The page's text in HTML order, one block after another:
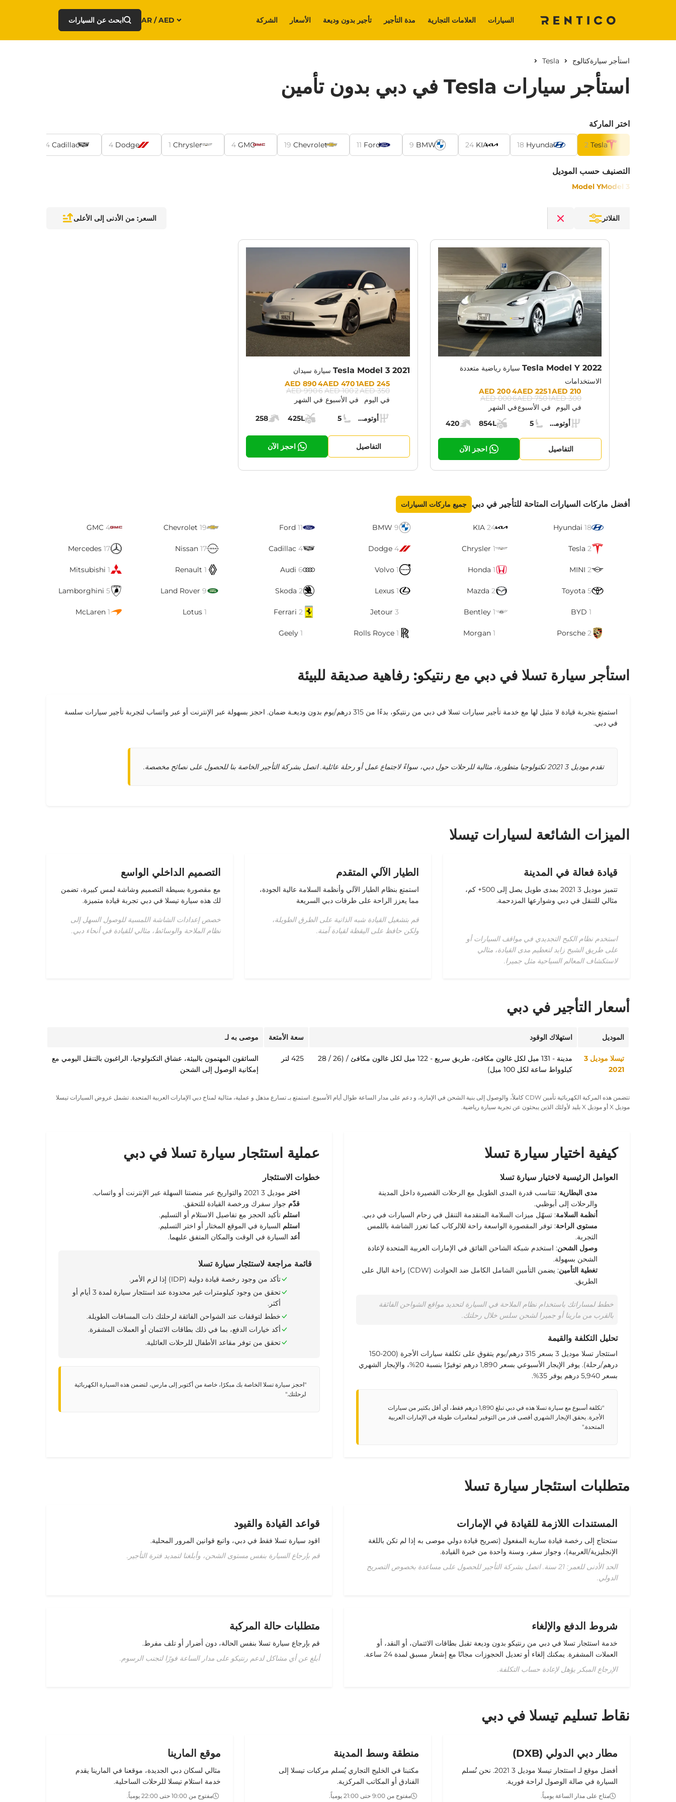
السيارات العلامات التجارية مدة التأجير تأجير بدون وديعة الأسعار الشركة AR / AED ابحث عن السيارات
استأجر سيارات Tesla في دبي بدون تأمين
استأجر سيارةكتالوج Tesla
اختر الماركة
Tesla
2
Hyundai
18
KIA
24
BMW
9
Ford
11
Chevrolet
19
GMC
4
Chrysler
1
Dodge
4
Cadillac
4
التصنيف حسب الموديل
Model 3
Model Y
الفلاتر
Clear filters
السعر: من الأدنى إلى الأعلى
Tesla Model Y 2022 سيارة رياضية متعددة
الاستخدامات
Prices:
210 AED
300 AED
في اليوم
1 225 AED
1 750 AED
في الأسبوع
4 200 AED
6 000 AED
في الشهر
Specs:ناقل الحركة:
أوتوماتيك (AT)
مقاعد:
5
مساحة الشحن:
854L
قوة المحرك:
420
التفاصيل احجز الآن
Tesla Model 3 2021 سيارة سيدان
Prices:
245 AED
350 AED
في اليوم
1 470 AED
2 100 AED
في الأسبوع
4 890 AED
6 990 AED
في الشهر
Specs:ناقل الحركة:
أوتوماتيك (AT)
مقاعد:
5
مساحة الشحن:
425L
قوة المحرك:
258
التفاصيل احجز الآن
أفضل ماركات السيارات المتاحة للتأجير في دبي جميع ماركات السيارات
Hyundai 18
KIA 24
BMW9
Ford11
Chevrolet 19
GMC 4
Tesla 2
Chrysler 1
Dodge 4
Cadillac 4
Nissan 17
Mercedes17
MINI 2
Honda 1
Volvo1
Audi 6
Renault 1
Mitsubishi1
Toyota 5
Mazda 2
Lexus1
Skoda2
Land Rover 9
Lamborghini5
BYD 1
Bentley 1
Jetour3
Ferrari2
Lotus 1
McLaren1
Porsche 2
Morgan 1
Rolls Royce1
Geely1
استأجر سيارة تسلا في دبي مع رنتيكو: رفاهية صديقة للبيئة
استمتع بتجربة قيادة لا مثيل لها مع خدمة تأجير سيارات تسلا في دبي من رنتيكو، بدءًا من 315 درهم/يوم بدون وديعـة ضمان. احجز بسهولة عبر الإنترنت أو عبر واتساب لتجربة تأجير سيارات سلسة
في دبي.
تقدم موديل 3 2021 تكنولوجيا متطورة، مثالية للرحلات حول دبي، سواءً لاجتماع عمل أو رحلة عائلية. اتصل بشركة التأجير الخاصة بنا للحصول على نصائح مخصصة.
الميزات الشائعة لسيارات تيسلا
قيادة فعالة في المدينة
تتميز موديل 3 2021 بمدى طويل يصل إلى 500+ كم
،
مثالي للتنقل في دبي وشوارعها المزدحمة.
استخدم نظام الكبح التجديدي في مواقف السيارات أو
على طريق الشيخ زايد لتعظيم مدى القيادة، مثالي
لاستكشاف المعالم السياحية مثل جميرا.
الطيار الآلي المتقدم
استمتع بنظام الطيار الآلي وأنظمة السلامة عالية الجودة،
مما يعزز الراحة على طرقات دبي السريعة
قم بتشغيل القيادة شبه الذاتية على الطرق الطويلة،
ولكن حافظ على اليقظة لقيادة آمنة.
التصميم الداخلي الواسع
مع مقصورة بسيطة التصميم وشاشة لمس كبيرة، تضمن
لك هذه سيارة تيسلا في دبي تجربة قيادة متميزة.
خصص إعدادات الشاشة اللمسية للوصول السهل إلى
نظام الملاحة والوسائط، مثالي للقيادة في أنحاء دبي.
أسعار التأجير في دبي
الموديل استهلاك الوقود سعة الأمتعة موصى به لـ
تيسلا موديل 3
2021
مدينة - 131 ميل لكل غالون مكافئ، طريق سريع - 122 ميل لكل غالون مكافئ / (26 / 28
كيلوواط ساعة لكل 100 ميل)
425 لتر
السائقون المهتمون بالبيئة، عشاق التكنولوجيا، الراغبون بالتنقل اليومي مع
إمكانية الوصول إلى الشحن
تتضمن هذه المركبة الكهربائية تأمين CDW كاملاً، والوصول إلى بنية الشحن في الإمارة، و دعم على مدار الساعة طوال أيام الأسبوع. استمتع بـ تسارع مذهل و عملية، مثالية لمناخ دبي الإمارات العربية المتحدة. تشمل عروض السيارات تيسلا
موديل X
أو موديل X بليد لأولئك الذين يبحثون عن تجربة سيارة رياضية.
كيفية اختيار سيارة تسلا
العوامل الرئيسية لاختيار سيارة تسلا
مدى البطارية: تتناسب قدرة المدى الطويل مع الرحلات القصيرة داخل المدينة
والرحلات إلى أبوظبي.
أنظمة السلامة: تسهّل ميزات السلامة المتقدمة التنقل في زحام السيارات في دبي.
مستوى الراحة: توفر المقصورة الواسعة راحة للالركاب كما تعزز الشاشة باللمس
التجربة.
وصول الشحن: استخدم شبكة الشاحن الفائق في الإمارات العربية المتحدة لإعادة
الشحن بسهولة.
تغطية التأمين
: يضمن التأمين الشامل الكامل ضد الحوادث (CDW) راحة البال على
الطريق.
خطط لمساراتك باستخدام نظام الملاحة في السيارة لتحديد مواقع الشواحن الفائقة
بالقرب من مارينا أو جميرا لشحن سلس خلال رحلتك.
تحليل التكلفة والقيمة
استئجار تسلا موديل 3 بسعر 315 درهم/يوم
يتفوق على تكلفة سيارات الأجرة (200-150
درهم/رحلة). يوفر الإيجار الأسبوعي بسعر 1,890 درهم
توفيرًا بنسبة 20%، والإيجار الشهري
بسعر 5,940 درهم يوفر 35%.
"تكلفة أسبوع مع سيارة تسلا هذه في دبي تبلغ 1,890 درهم فقط، أي أقل بكثير من سيارات
الأجرة. يحقق الإيجار الشهري أقصى قدر من التوفير لمغامرات طويلة في الإمارات العربية
المتحدة."
عملية استئجار سيارة تسلا في دبي
خطوات الاستئجار
اختر موديل 3 2021 والتواريخ عبر منصتنا السهلة عبر الإنترنت أو واتساب.
قدّم جواز سفرك ورخصة القيادة للتحقق.
استلم تأكيد الحجز مع تفاصيل الاستلام أو التسليم.
استلم السيارة في الموقع المختار أو اختر التسليم.
أعد السيارة في الوقت والمكان المتفق عليهما.
قائمة مراجعة لاستئجار سيارة تسلا
تأكد من وجود رخصة قيادة دولية (IDP) إذا لزم الأمر.
تحقق من وجود كيلومترات غير محدودة عند استئجار سيارة لمدة 3 أيام أو
أكثر.
خطط لتوقفات عند الشواحن الفائقة لرحلتك ذات المسافات الطويلة.
أكد خيارات الدفع، بما في ذلك بطاقات الائتمان أو العملات المشفرة.
تحقق من توفر مقاعد الأطفال للرحلات العائلية.
"احجز سيارة تسلا الخاصة بك مبكرًا، خاصة من أكتوبر إلى مارس، لتضمن هذه السيارة الكهربائية
لرحلتك."
متطلبات استئجار سيارة تسلا
المستندات اللازمة للقيادة في الإمارات
ستحتاج إلى رخصة قيادة سارية المفعول (تصريح قيادة دولي موصى به إذا لم تكن باللغة
الإنجليزية/العربية)، وجواز سفر، وسنة واحدة من خبرة القيادة.
الحد الأدنى للعمر: 21 سنة. اتصل بشركة التأجير للحصول على مساعدة بخصوص التصريح
الدولي.
قواعد القيادة والقيود
اقود سيارة تسلا فقط في دبي، واتبع قوانين المرور المحلية.
قم بإرجاع السيارة بنفس مستوى الشحن، وأبلغنا لتمديد فترة التأجير.
شروط الدفع والإلغاء
خدمة استئجار تسلا في دبي من رنتيكو بدون وديعة تقبل بطاقات الائتمان، أو النقد، أو
العملات المشفرة. يمكنك إلغاء أو تعديل الحجوزات مجانًا مع إشعار مسبق لمدة 24 ساعة
.
الإرجاع المبكر يؤهل لإعادة حساب التكلفة.
متطلبات حالة المركبة
قم بإرجاع سيارة تسلا بنفس الحالة، دون أضرار أو تلف مفرط.
أبلغ عن أي مشاكل لدعم رنتيكو على مدار الساعة فورًا لتجنب الرسوم.
نقاط تسليم تيسلا في دبي
مطار دبي الدولي (DXB)
أفضل موقع لـ استئجار تيسلا موديل 3 2021
. نحن نُسلم
السيارة في صالة الوصول لراحة فورية.
متاح على مدار الساعة يومياً.
منطقة وسط المدينة
مكتبنا في الخليج التجاري يُسلم مركبات تيسلاإلى
الفنادق أو المكاتب المركزية.
مفتوح من 9:00 حتى 21:00 يومياً.
موقع المارينا
مثالي لسكان دبي الجديدة، موقعنا في المارينا يقدم
خدمة استلام تيسلا للرحلات الساحلية.
مفتوح من 10:00 حتى 22:00 يومياً.